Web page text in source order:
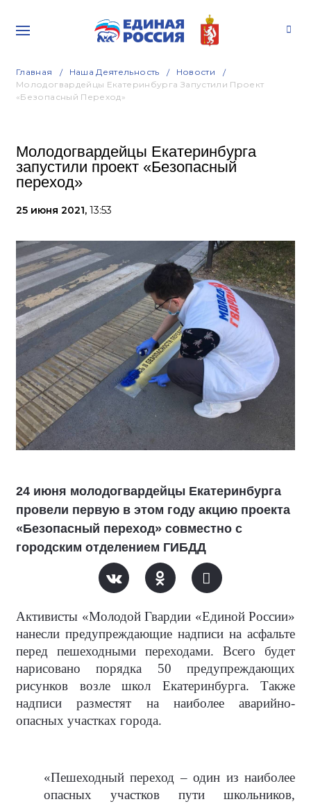
Главная Наша Деятельность
Новости
Молодогвардейцы Екатеринбурга Запустили Проект
«Безопасный Переход»
Молодогвардейцы Екатеринбурга
запустили проект «Безопасный
переход»
25 июня 2021, 13:53
24 июня молодогвардейцы Екатеринбурга
провели первую в этом году акцию проекта
«Безопасный переход» совместно с
городским отделением ГИБДД
Активисты «Молодой Гвардии «Единой России»
нанесли предупреждающие надписи на асфальте
перед пешеходными переходами. Всего будет
нарисовано порядка 50 предупреждающих
рисунков возле школ Екатеринбурга. Также
надписи разместят на наиболее аварийно-
опасных участках города.
«Пешеходный переход – один из наиболее
опасных участков пути школьников,